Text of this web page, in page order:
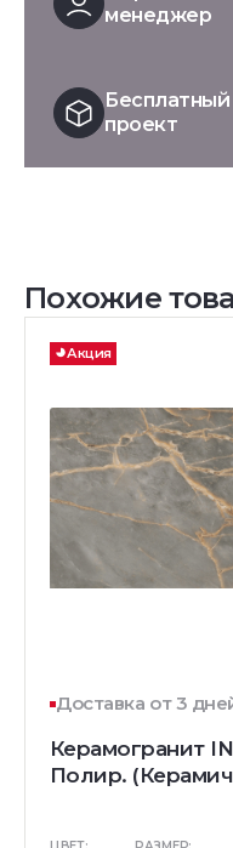
менеджер
проект
Похожие
Акция
Доставка от 3
Керамогранит
Полир.